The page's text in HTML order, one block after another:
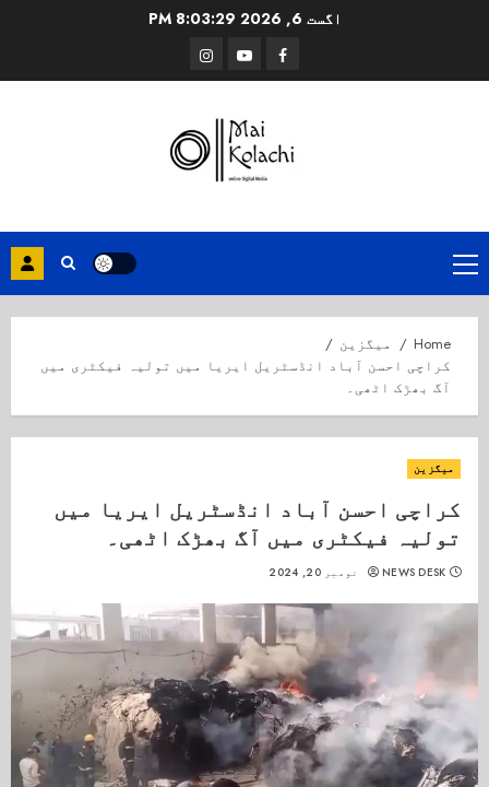
اگست 6, 2026 8:03:29 PM
Facebook
Youtube
Instagram
Primary
Menu
Home
میگزین
کراچی احسن آباد انڈسٹریل ایریا میں تولیہ فیکٹری میں
آگ بھڑک اٹھی۔
میگزین
کراچی احسن آباد انڈسٹریل ایریا میں
تولیہ فیکٹری میں آگ بھڑک اٹھی۔
NEWS DESK نومبر 20, 2024